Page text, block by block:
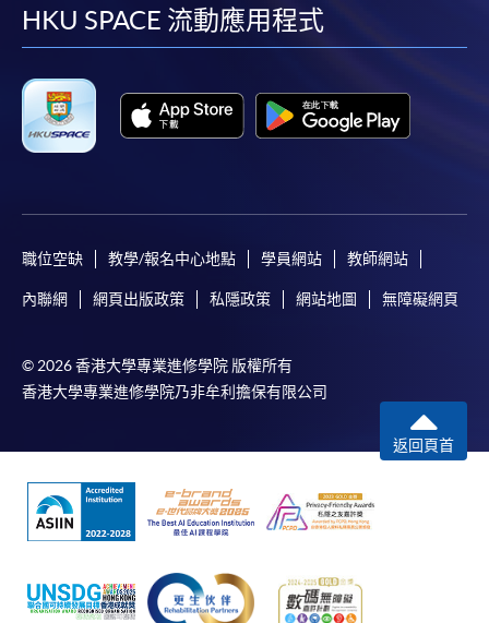
facebook
youtube
linkedin
HKU SPACE 流動應用程式
職位空缺 教學/報名中心地點 學員網站 教師網站
內聯網 網頁出版政策 私隱政策 網站地圖 無障礙網頁
© 2026 香港大學專業進修學院 版權所有
香港大學專業進修學院乃非牟利擔保有限公司
返回頁首